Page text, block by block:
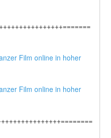
Film online in hoher
Film online in hoher